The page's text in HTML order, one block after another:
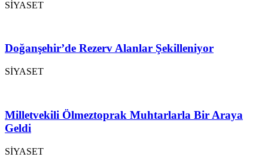
SİYASET
Doğanşehir’de Rezerv Alanlar Şekilleniyor
SİYASET
Milletvekili Ölmeztoprak Muhtarlarla Bir Araya
Geldi
SİYASET